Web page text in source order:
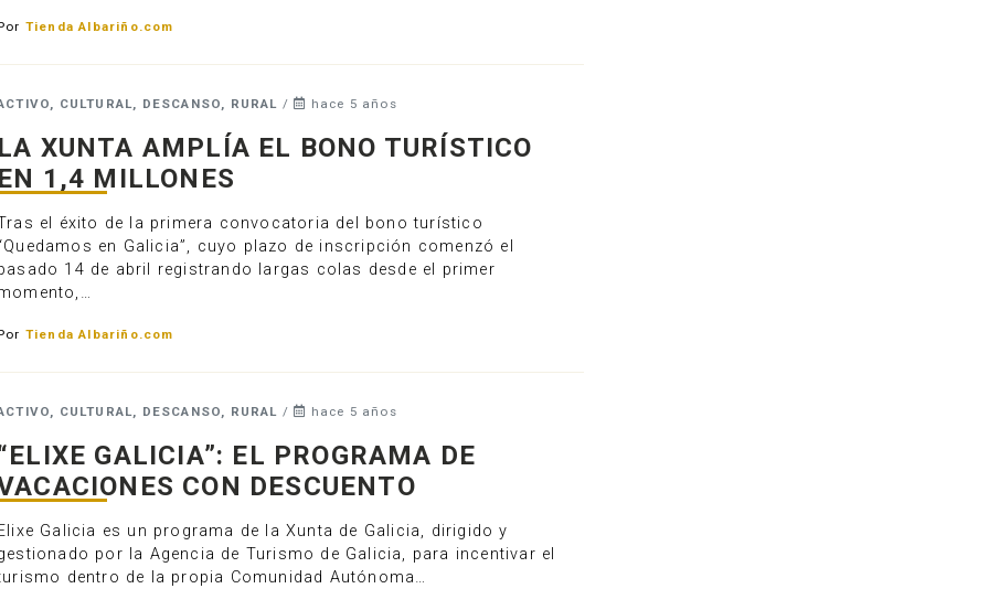
Tienda Albariño.com
CULTURAL, DESCANSO, RURAL / hace 5 años
XUNTA AMPLÍA EL BONO TURÍSTICO
1,4 MILLONES
el éxito de la primera convocatoria del bono turístico
en Galicia”, cuyo plazo de inscripción comenzó el
14 de abril registrando largas colas desde el primer
Tienda Albariño.com
CULTURAL, DESCANSO, RURAL / hace 5 años
GALICIA”: EL PROGRAMA DE
CON DESCUENTO
Galicia es un programa de la Xunta de Galicia, dirigido y
por la Agencia de Turismo de Galicia, para incentivar el
dentro de la propia Comunidad Autónoma…